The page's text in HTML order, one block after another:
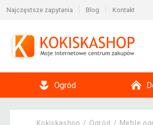
Najczęstsze zapytania Blog Kontakt
Ogród
Kokiskashop Ogród Meble